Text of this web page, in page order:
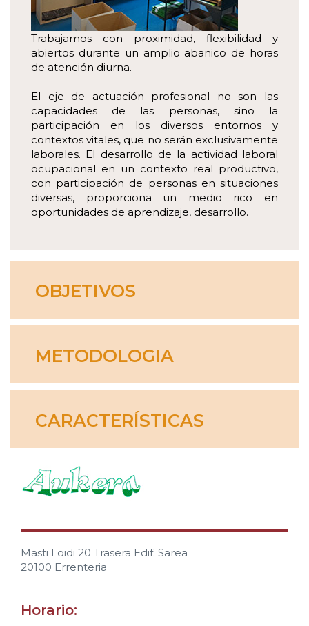
Trabajamos con proximidad, flexibilidad y
abiertos durante un amplio abanico de horas
de atención diurna.
El eje de actuación profesional no son las
capacidades de las personas, sino la
participación en los diversos entornos y
contextos vitales, que no serán exclusivamente
laborales. El desarrollo de la actividad laboral
ocupacional en un contexto real productivo,
con participación de personas en situaciones
diversas, proporciona un medio rico en
oportunidades de aprendizaje, desarrollo.
OBJETIVOS
METODOLOGIA
CARACTERÍSTICAS
Masti Loidi 20 Trasera Edif. Sarea
20100 Errenteria
Horario: